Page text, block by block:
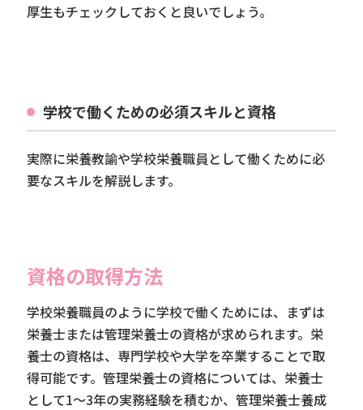
厚生もチェックしておくと良いでしょう。
学校で働くための必須スキルと資格
実際に栄養教諭や学校栄養職員として働くために必
要なスキルを解説します。
資格の取得方法
学校栄養職員のように学校で働くためには、まずは
栄養士または管理栄養士の資格が求められます。栄
養士の資格は、専門学校や大学を卒業することで取
得可能です。管理栄養士の資格については、栄養士
として1～3年の実務経験を積むか、管理栄養士養成